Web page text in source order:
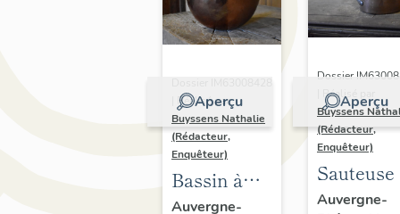
Aperçu
| Réalisé par
Buyssens Nathalie
(Rédacteur,
Enquêteur)
Bassin à
blancs
Auvergne-
Aperçu
Dossier
| Réalisé par
Buyssens
(Rédacteur,
Enquêteur)
Sauteuse
son
Auvergne-